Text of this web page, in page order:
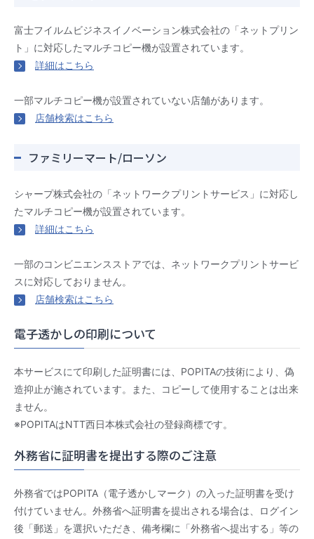
富士フイルムビジネスイノベーション株式会社の「ネットプリン
ト」に対応したマルチコピー機が設置されています。
詳細はこちら
一部マルチコピー機が設置されていない店舗があります。
店舗検索はこちら
ファミリーマート/ローソン
シャープ株式会社の「ネットワークプリントサービス」に対応し
たマルチコピー機が設置されています。
詳細はこちら
一部のコンビニエンスストアでは、ネットワークプリントサービ
スに対応しておりません。
店舗検索はこちら
電子透かしの印刷について
本サービスにて印刷した証明書には、POPITAの技術により、偽
造抑止が施されています。また、コピーして使用することは出来
ません。
※POPITAはNTT西日本株式会社の登録商標です。
外務省に証明書を提出する際のご注意
外務省ではPOPITA（電子透かしマーク）の入った証明書を受け
付けていません。外務省へ証明書を提出される場合は、ログイン
後「郵送」を選択いただき、備考欄に「外務省へ提出する」等の